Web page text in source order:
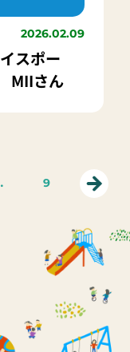
2026.02.09
スポー
MIIさん
9